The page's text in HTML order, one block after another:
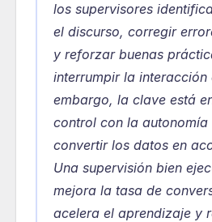
los supervisores
el discurso, corregir
y reforzar buenas
interrumpir la interacción
embargo, la clave está
control con la autonomía
convertir los datos en
Una supervisión bien
mejora la tasa de
acelera el aprendizaje y